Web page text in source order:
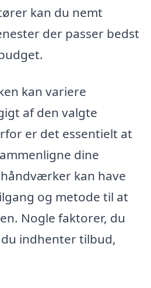
kan du nemt
der passer bedst
kan variere
af den valgte
er det essentielt at
dine
kan have
og metode til at
Nogle faktorer, du
indhenter tilbud,